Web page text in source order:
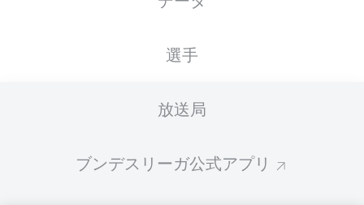
選手
放送局
ブンデスリーガ公式アプリ